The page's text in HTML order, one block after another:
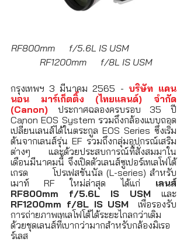
RF800mm      f/5.6L IS USM
  RF1200mm      f/8L IS USM
กรุงเทพฯ 3 มีนาคม 2565 - บริษัท แคน
นอน มาร์เก็ตติ้ง (ไทยแลนด์) จำกัด
(Canon)
ประกาศฉลองครบรอบ 35 ปี
Canon EOS System รวมถึงกล้องแบบถอด
เปลี่ยนเลนส์ได้ในตระกูล EOS Series ซึ่งเริ่ม
ต้นจากเลนส์รุ่น EF รวมถึงกลุ่มอุปกรณ์เสริม
ต่างๆ และด้วยประสบการณ์ที่สั่งสมมาใน
เดือนมีนาคมนี้ จึงเปิดตัวเลนส์ซูเปอร์เทเลโฟโต้
เกรด       โปรเฟสชันนัล (L-series) สำหรับ
เมาท์ RF ใหม่ล่าสุด
ได้แก่ เลนส์
RF800mm f/5.6L IS USM และ
RF1200mm f/8L IS USM
  เพื่อรองรับ
การถ่ายภาพเทเลโฟโต้ได้ระยะไกลกว่าเดิม
ด้วยชุดเลนส์ที่เบากว่ามากสำหรับกล้องมิเรอ
ร์เลส